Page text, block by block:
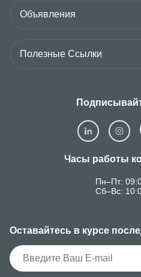
Часы работы
Пн–Пт:
Сб–Вс:
Оставайтесь в курсе